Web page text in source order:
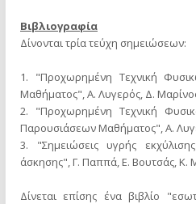
Βιβλιογραφία
Δίνονται τρία τεύχη σημειώσεων:
1. "Προχωρημένη Τεχνική
Μαθήματος", Α. Λυγερός, Δ.
2. "Προχωρημένη Τεχνική
Παρουσιάσεων Μαθήματος", Α.
3. "Σημειώσεις υγρής
άσκησης", Γ. Παππά, Ε. Βουτσάς, Κ.
Δίνεται επίσης ένα βιβλίο